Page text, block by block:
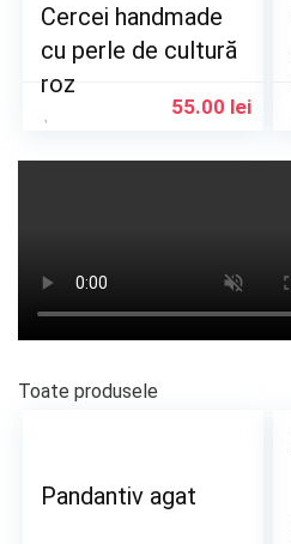
Cercei handmade
cu perle de cultură
roz
55.00 lei
Toate produsele
Pandantiv agat